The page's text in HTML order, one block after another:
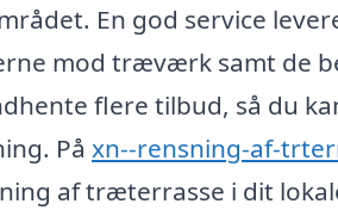
En god service
mod træværk samt de
flere tilbud, så du
På xn--rensning-af-
af træterrasse i dit